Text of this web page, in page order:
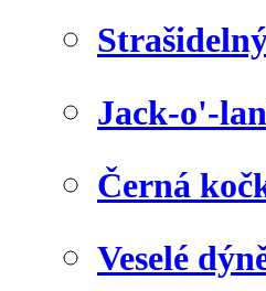
Jack-o'-
Černá
Veselé